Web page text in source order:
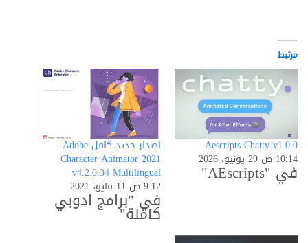
مرتبط
Aescripts Chatty v1.0.0
10:14 ص 29 يونيو، 2026
في "AEscripts"
اصدار جديد كامل Adobe
Character Animator 2021
v4.2.0.34 Multilingual
9:12 ص 11 مايو، 2021
في "برامج ادوبي
كاملة"